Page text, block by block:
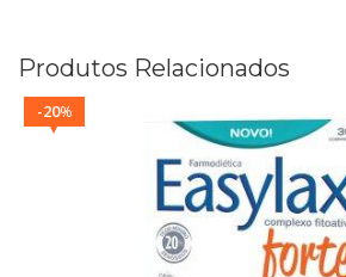
Produtos Relacionados
%
20